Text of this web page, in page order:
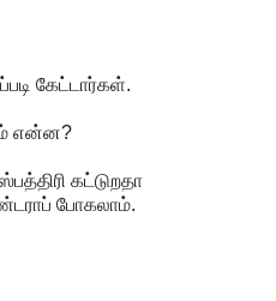
கேட்டார்கள்.
என்ன?
கட்டுறதா
போகலாம்.